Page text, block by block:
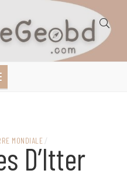
SCIENCES,
LITTÉRATURE EN
MONDIALE /
D’Itter